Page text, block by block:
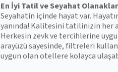
En İyi Tatil ve Seyahat
Seyahatin içinde hayat var.
yanında! Kalitesini tatilinizin her
Herkesin zevk ve tercihlerine
arayüzü sayesinde, filtreleri
uygun olan otellere kolayca